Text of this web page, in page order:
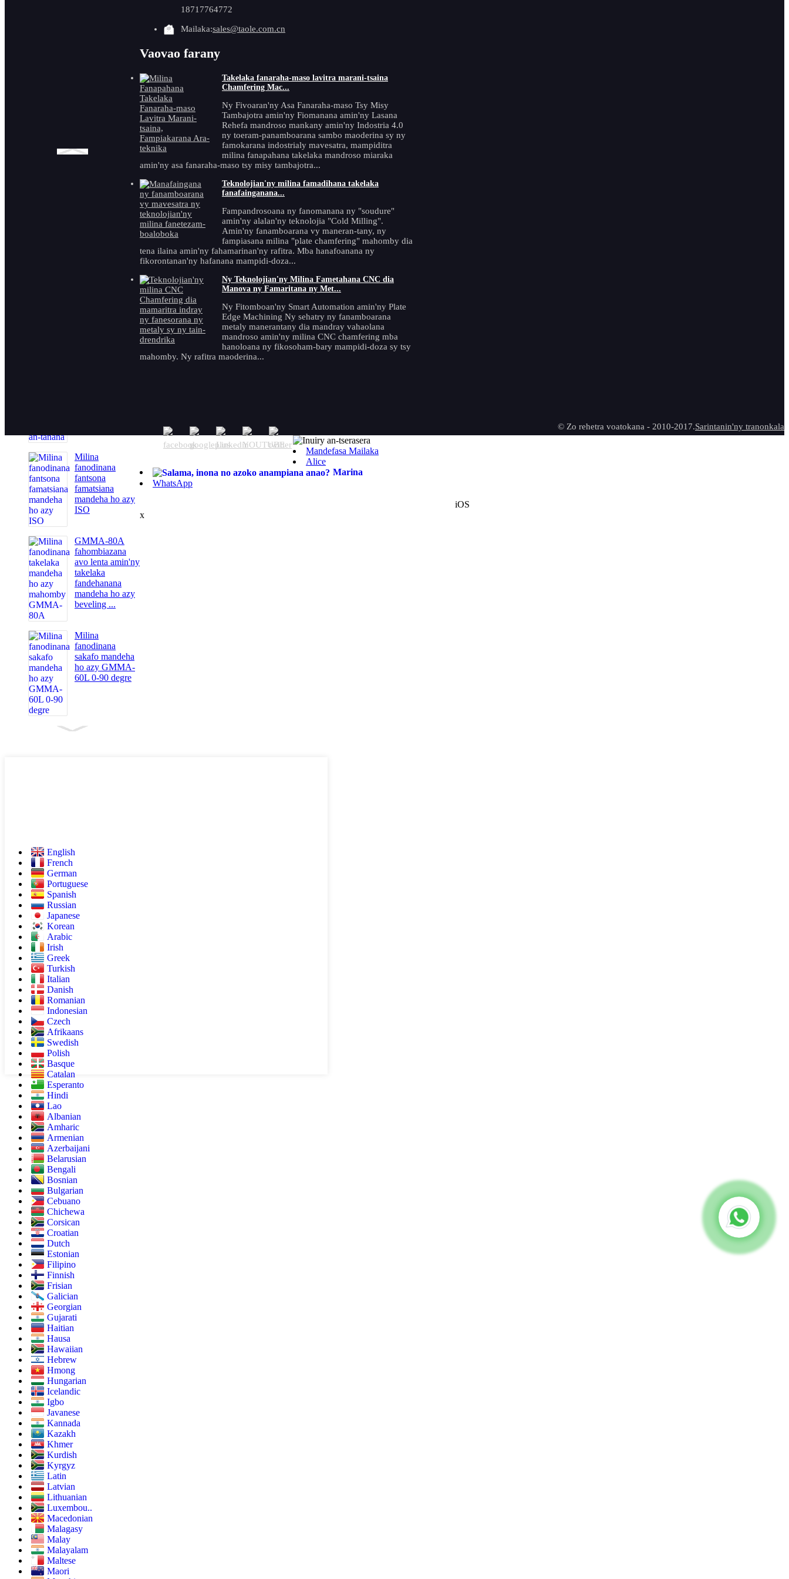
Milina fanapaka
Milina
fanodinana
fantsona
famatsiana
mandeha ho azy
ISO
GMMA-80A
fahombiazana
avo lenta amin'ny
takelaka
fandehanana
mandeha ho azy
beveling ...
Milina
fanodinana
sakafo mandeha
ho azy GMMA-
60L 0-90 degre
18717764772
Mailaka:sales@taole.com.cn
Vaovao farany
Takelaka fanaraha-maso lavitra marani-tsaina
Chamfering Mac...
Ny Fivoaran'ny Asa Fanaraha-maso Tsy Misy
Tambajotra amin'ny Fiomanana amin'ny Lasana
Rehefa mandroso mankany amin'ny Indostria 4.0
ny toeram-panamboarana sambo maoderina sy ny
famokarana indostrialy mavesatra, mampiditra
milina fanapahana takelaka mandroso miaraka
amin'ny asa fanaraha-maso tsy misy tambajotra...
Teknolojian'ny milina famadihana takelaka
fanafainganana...
Fampandrosoana ny fanomanana ny "soudure"
amin'ny alalan'ny teknolojia "Cold Milling".
Amin'ny fanamboarana vy maneran-tany, ny
fampiasana milina "plate chamfering" mahomby dia
tena ilaina amin'ny fahamarinan'ny rafitra. Mba hanafoanana ny
fikorontanan'ny hafanana mampidi-doza...
Ny Teknolojian'ny Milina Fametahana CNC dia
Manova ny Famaritana ny Met...
Ny Fitomboan'ny Smart Automation amin'ny Plate
Edge Machining Ny sehatry ny fanamboarana
metaly manerantany dia mandray vahaolana
mandroso amin'ny milina CNC chamfering mba
hanoloana ny fikosoham-bary mampidi-doza sy tsy
mahomby. Ny rafitra maoderina...
© Zo rehetra voatokana - 2010-2017.Sarintanin'ny tranonkala
Mandefasa Mailaka
Alice
Marina
WhatsApp
iOS
x
English
French
German
Portuguese
Spanish
Russian
Japanese
Korean
Arabic
Irish
Greek
Turkish
Italian
Danish
Romanian
Indonesian
Czech
Afrikaans
Swedish
Polish
Basque
Catalan
Esperanto
Hindi
Lao
Albanian
Amharic
Armenian
Azerbaijani
Belarusian
Bengali
Bosnian
Bulgarian
Cebuano
Chichewa
Corsican
Croatian
Dutch
Estonian
Filipino
Finnish
Frisian
Galician
Georgian
Gujarati
Haitian
Hausa
Hawaiian
Hebrew
Hmong
Hungarian
Icelandic
Igbo
Javanese
Kannada
Kazakh
Khmer
Kurdish
Kyrgyz
Latin
Latvian
Lithuanian
Luxembou..
Macedonian
Malagasy
Malay
Malayalam
Maltese
Maori